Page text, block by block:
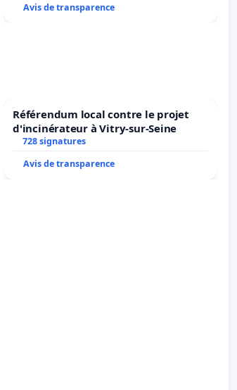
Avis de transparence
Référendum local contre le projet
d'incinérateur à Vitry-sur-Seine
728 signatures
Avis de transparence